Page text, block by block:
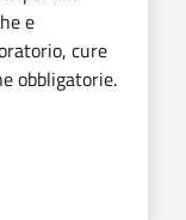
e
cure
obbligatorie.